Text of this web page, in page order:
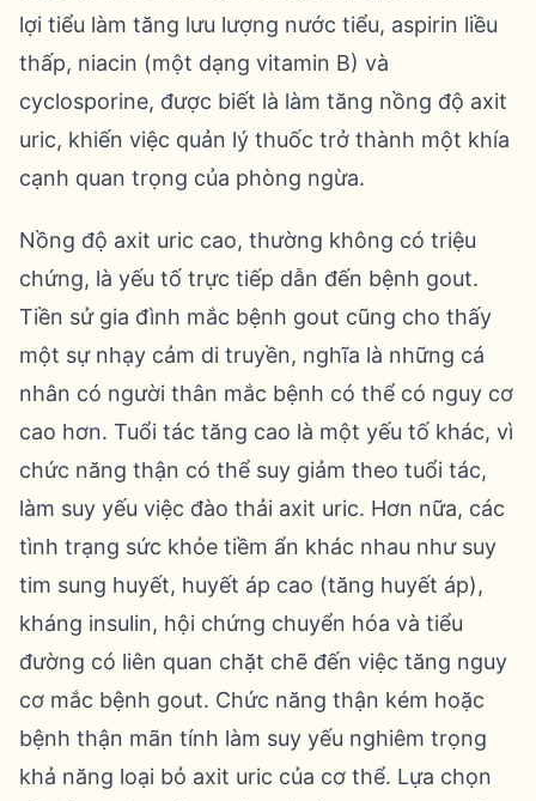
lợi tiểu làm tăng lưu lượng nước tiểu, aspirin liều
thấp, niacin (một dạng vitamin B) và
cyclosporine, được biết là làm tăng nồng độ axit
uric, khiến việc quản lý thuốc trở thành một khía
cạnh quan trọng của phòng ngừa.
Nồng độ axit uric cao, thường không có triệu
chứng, là yếu tố trực tiếp dẫn đến bệnh gout.
Tiền sử gia đình mắc bệnh gout cũng cho thấy
một sự nhạy cảm di truyền, nghĩa là những cá
nhân có người thân mắc bệnh có thể có nguy cơ
cao hơn. Tuổi tác tăng cao là một yếu tố khác, vì
chức năng thận có thể suy giảm theo tuổi tác,
làm suy yếu việc đào thải axit uric. Hơn nữa, các
tình trạng sức khỏe tiềm ẩn khác nhau như suy
tim sung huyết, huyết áp cao (tăng huyết áp),
kháng insulin, hội chứng chuyển hóa và tiểu
đường có liên quan chặt chẽ đến việc tăng nguy
cơ mắc bệnh gout. Chức năng thận kém hoặc
bệnh thận mãn tính làm suy yếu nghiêm trọng
khả năng loại bỏ axit uric của cơ thể. Lựa chọn